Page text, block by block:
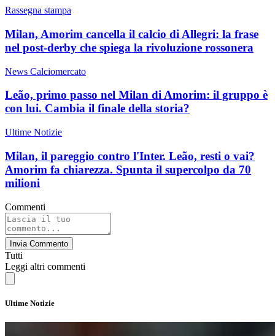
Rassegna stampa
Milan, Amorim cancella il calcio di Allegri: la frase
nel post-derby che spiega la rivoluzione rossonera
News Calciomercato
Leão, primo passo nel Milan di Amorim: il gruppo è
con lui. Cambia il finale della storia?
Ultime Notizie
Milan, il pareggio contro l'Inter. Leão, resti o vai?
Amorim fa chiarezza. Spunta il supercolpo da 70
milioni
Commenti
Invia Commento
Tutti
Leggi altri commenti
Ultime Notizie